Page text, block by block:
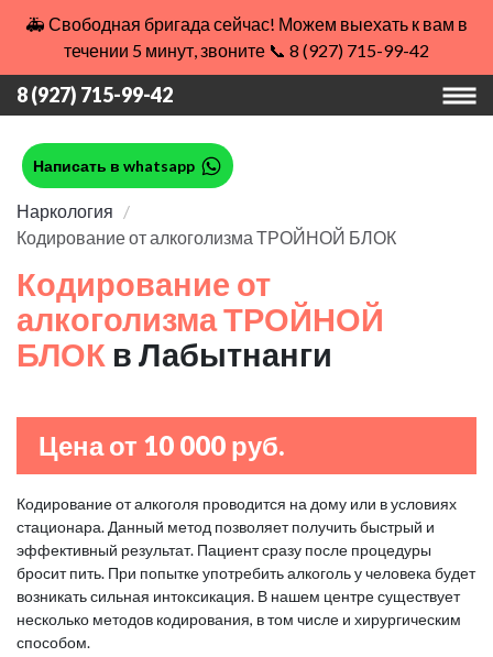
🚑 Свободная бригада сейчас! Можем выехать к вам в
течении 5 минут, звоните 📞 8 (927) 715-99-42
8 (927) 715-99-42
Написать в whatsapp
Наркология
Кодирование от алкоголизма ТРОЙНОЙ БЛОК
Кодирование от
алкоголизма ТРОЙНОЙ
БЛОК в Лабытнанги
Цена от 10 000 руб.
Кодирование от алкоголя проводится на дому или в условиях
стационара. Данный метод позволяет получить быстрый и
эффективный результат. Пациент сразу после процедуры
бросит пить. При попытке употребить алкоголь у человека будет
возникать сильная интоксикация. В нашем центре существует
несколько методов кодирования, в том числе и хирургическим
способом.